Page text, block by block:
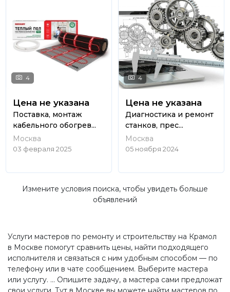
4
Цена не указана
Поставка, монтаж
кабельного обогрев...
Москва
03 февраля 2025
4
Цена не указана
Диагностика и ремонт
станков, прес...
Москва
05 ноября 2024
Измените условия поиска, чтобы увидеть больше
объявлений
Услуги мастеров по ремонту и строительству на Крамол
в Москве помогут сравнить цены, найти подходящего
исполнителя и связаться с ним удобным способом — по
телефону или в чате сообщением. Выберите мастера
или услугу. ... Опишите задачу, а мастера сами предложат